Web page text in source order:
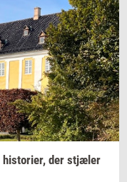
hi­sto­ri­er, der stjæ­ler